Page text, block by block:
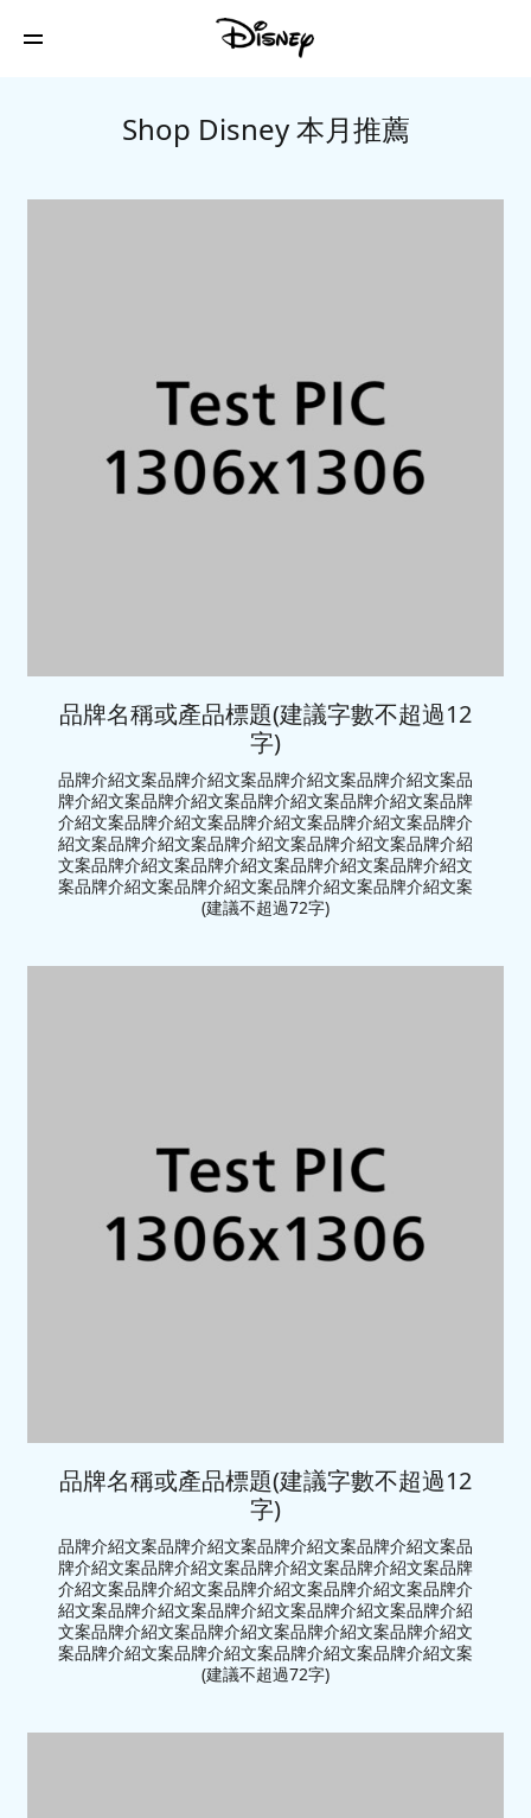
Shop Disney 本月推薦
品牌名稱或產品標題(建議字數不超過12
字)
品牌介紹文案品牌介紹文案品牌介紹文案品牌介紹文案品
牌介紹文案品牌介紹文案品牌介紹文案品牌介紹文案品牌
介紹文案品牌介紹文案品牌介紹文案品牌介紹文案品牌介
紹文案品牌介紹文案品牌介紹文案品牌介紹文案品牌介紹
文案品牌介紹文案品牌介紹文案品牌介紹文案品牌介紹文
案品牌介紹文案品牌介紹文案品牌介紹文案品牌介紹文案
(建議不超過72字)
品牌名稱或產品標題(建議字數不超過12
字)
品牌介紹文案品牌介紹文案品牌介紹文案品牌介紹文案品
牌介紹文案品牌介紹文案品牌介紹文案品牌介紹文案品牌
介紹文案品牌介紹文案品牌介紹文案品牌介紹文案品牌介
紹文案品牌介紹文案品牌介紹文案品牌介紹文案品牌介紹
文案品牌介紹文案品牌介紹文案品牌介紹文案品牌介紹文
案品牌介紹文案品牌介紹文案品牌介紹文案品牌介紹文案
(建議不超過72字)